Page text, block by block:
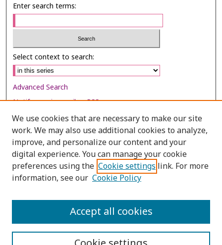
Enter search terms:
Select context to search:
Advanced Search
Notify me via email orRSS
Browse
Collections
Disciplines
Authors
We use cookies that are necessary to make our site
work. We may also use additional cookies to analyze,
improve, and personalize our content and your
digital experience. You can manage your cookie
preferences using the Cookie settings link. For more
information, see our Cookie Policy
Accept all cookies